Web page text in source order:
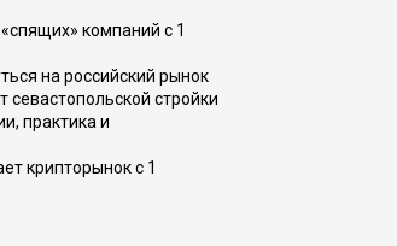
компаний с 1
на российский рынок
стройки
практика и
крипторынок с 1